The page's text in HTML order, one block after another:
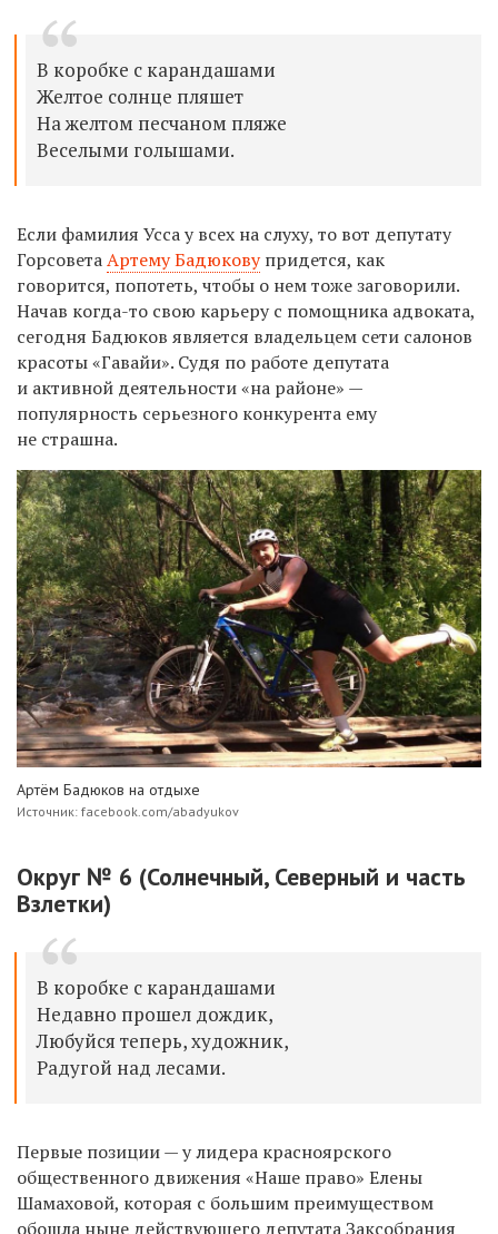
В коробке с карандашами
Желтое солнце пляшет
На желтом песчаном пляже
Веселыми голышами.
Если фамилия Усса у всех на слуху, то вот депутату
ГорсоветаАртему Бадюковупридется, как
говорится, попотеть, чтобы о нем тоже заговорили.
Начав когда-то свою карьеру с помощника адвоката,
сегодня Бадюков является владельцем сети салонов
красоты «Гавайи». Судя по работе депутата
и активной деятельности «на районе» —
популярность серьезного конкурента ему
не страшна.
Артём Бадюков на отдыхе
Источник: facebook.com/abadyukov
Округ № 6 (Солнечный, Северный и часть
Взлетки)
В коробке с карандашами
Недавно прошел дождик,
Любуйся теперь, художник,
Радугой над лесами.
Первые позиции — у лидера красноярского
общественного движения «Наше право» Елены
Шамаховой, которая с большим преимуществом
обошла ныне действующего депутата Заксобрания